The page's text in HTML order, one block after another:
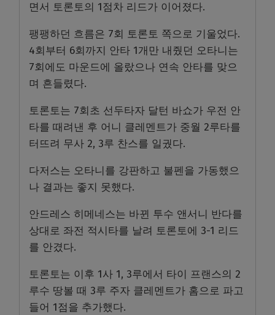
면서 토론토의 1점차 리드가 이어졌다.
팽팽하던 흐름은 7회 토론토 쪽으로 기울었다.
4회부터 6회까지 안타 1개만 내줬던 오타니는
7회에도 마운드에 올랐으나 연속 안타를 맞으
며 흔들렸다.
토론토는 7회초 선두타자 달턴 바쇼가 우전 안
타를 때려낸 후 어니 클레멘트가 중월 2루타를
터뜨려 무사 2, 3루 찬스를 일궜다.
다저스는 오타니를 강판하고 불펜을 가동했으
나 결과는 좋지 못했다.
안드레스 히메네스는 바뀐 투수 앤서니 반다를
상대로 좌전 적시타를 날려 토론토에 3-1 리드
를 안겼다.
토론토는 이후 1사 1, 3루에서 타이 프랜스의 2
루수 땅볼 때 3루 주자 클레멘트가 홈으로 파고
들어 1점을 추가했다.